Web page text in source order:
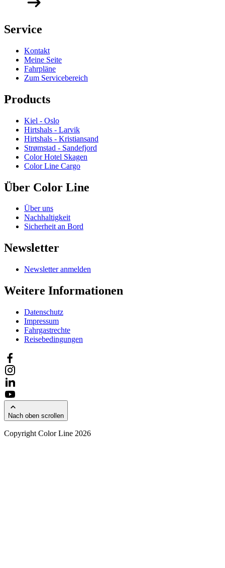
Service
Kontakt
Meine Seite
Fahrpläne
Zum Servicebereich
Products
Kiel - Oslo
Hirtshals - Larvik
Hirtshals - Kristiansand
Strømstad - Sandefjord
Color Hotel Skagen
Color Line Cargo
Über Color Line
Über uns
Nachhaltigkeit
Sicherheit an Bord
Newsletter
Newsletter anmelden
Weitere Informationen
Datenschutz
Impressum
Fahrgastrechte
Reisebedingungen
Nach oben scrollen
Copyright Color Line 2026